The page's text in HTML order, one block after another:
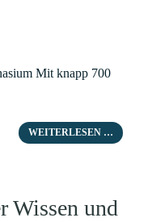
Mit knapp 700
WEITERLESEN …
Wissen und